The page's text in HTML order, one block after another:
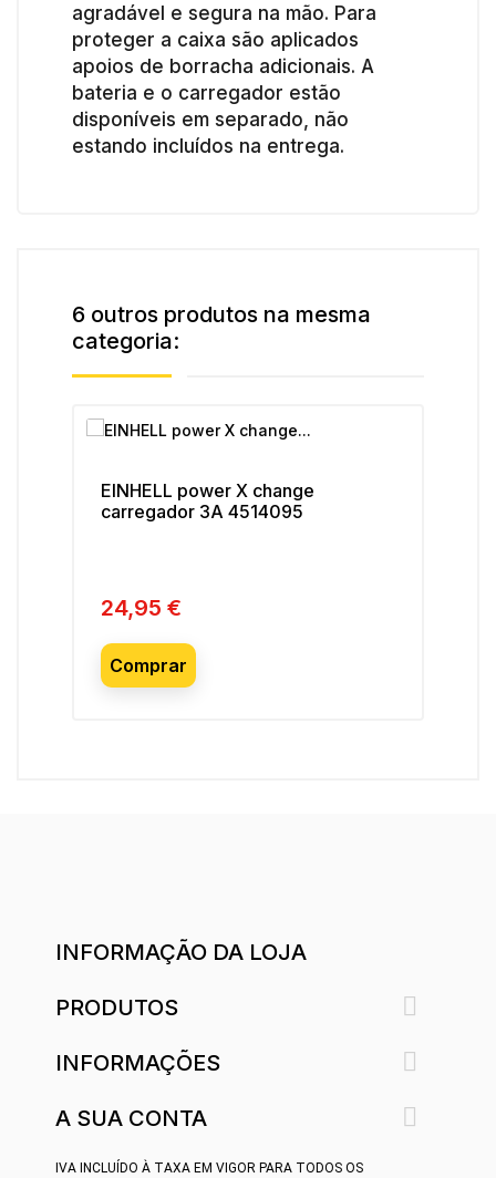
agradável e segura na mão. Para
proteger a caixa são aplicados
apoios de borracha adicionais. A
bateria e o carregador estão
disponíveis em separado, não
estando incluídos na entrega.
6 outros produtos na mesma
categoria:
EINHELL power X change
carregador 3A 4514095
Preço
24,95 €
Comprar
INFORMAÇÃO DA LOJA
PRODUTOS 
INFORMAÇÕES 
A SUA CONTA 
IVA INCLUÍDO À TAXA EM VIGOR PARA TODOS OS